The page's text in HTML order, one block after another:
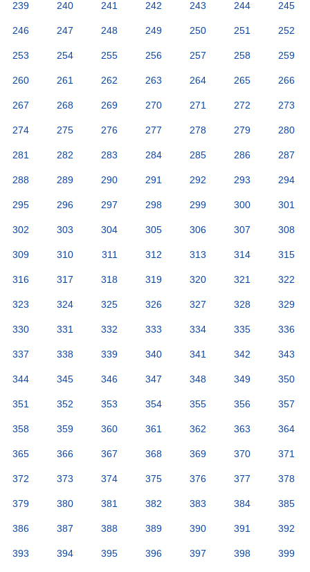
239 240 241 242 243 244 245
246 247 248 249 250 251 252
253 254 255 256 257 258 259
260 261 262 263 264 265 266
267 268 269 270 271 272 273
274 275 276 277 278 279 280
281 282 283 284 285 286 287
288 289 290 291 292 293 294
295 296 297 298 299 300 301
302 303 304 305 306 307 308
309 310 311 312 313 314 315
316 317 318 319 320 321 322
323 324 325 326 327 328 329
330 331 332 333 334 335 336
337 338 339 340 341 342 343
344 345 346 347 348 349 350
351 352 353 354 355 356 357
358 359 360 361 362 363 364
365 366 367 368 369 370 371
372 373 374 375 376 377 378
379 380 381 382 383 384 385
386 387 388 389 390 391 392
393 394 395 396 397 398 399